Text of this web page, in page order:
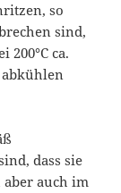
so
sind,
200°C ca.
abkühlen
dass sie
aber auch im